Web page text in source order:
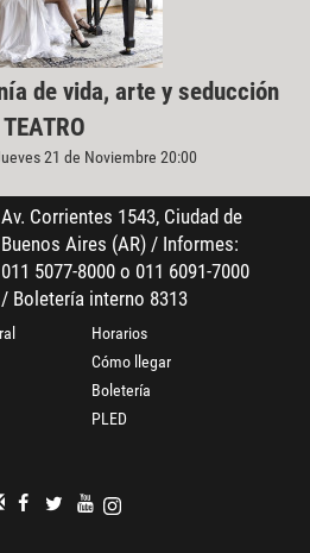
de vida, arte y seducción
TEATRO
21 de Noviembre 20:00
Av. Corrientes 1543, Ciudad de
Buenos Aires (AR) / Informes:
011 5077-8000 o 011 6091-7000
/ Boletería interno 8313
Horarios
Cómo llegar
Boletería
PLED